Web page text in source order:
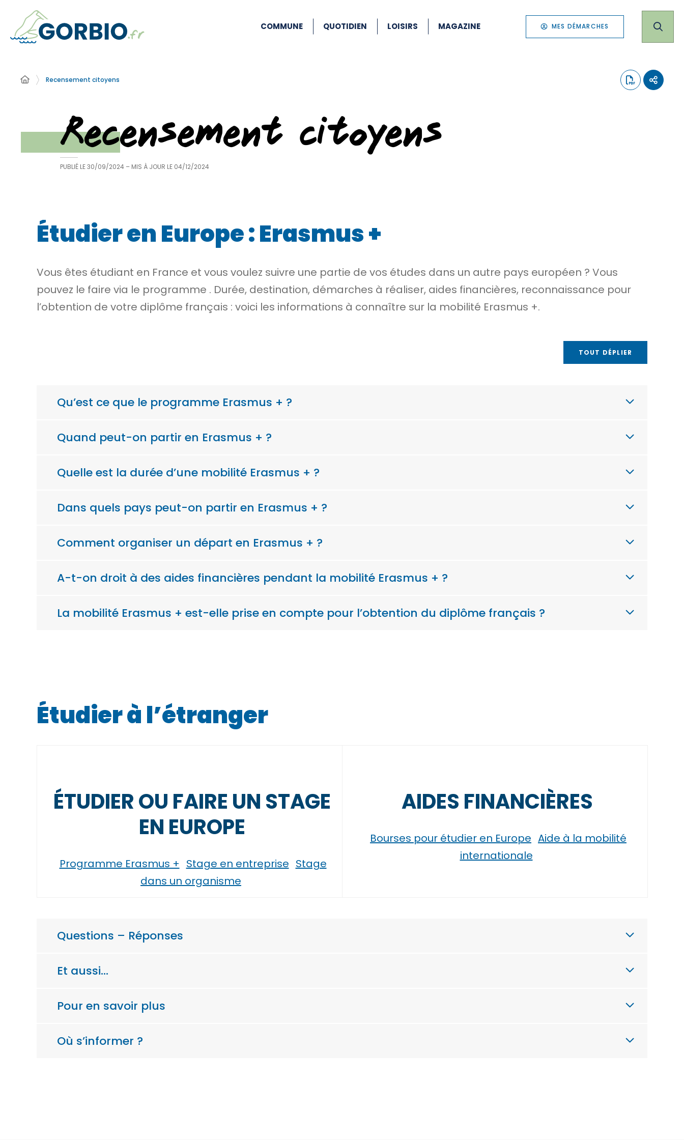
COMMUNE QUOTIDIEN LOISIRS MAGAZINE MES DÉMARCHES
Recensement citoyens
Recensement citoyens
PUBLIÉ LE30/09/2024 – MIS À JOUR LE 04/12/2024
Étudier en Europe : Erasmus +
Vous êtes étudiant en France et vous voulez suivre une partie de vos études dans un autre pays européen ? Vous
pouvez le faire via le programme . Durée, destination, démarches à réaliser, aides financières, reconnaissance pour
l’obtention de votre diplôme français : voici les informations à connaître sur la mobilité Erasmus +.
TOUT DÉPLIER
Qu’est ce que le programme Erasmus + ?
Quand peut-on partir en Erasmus + ?
Quelle est la durée d’une mobilité Erasmus + ?
Dans quels pays peut-on partir en Erasmus + ?
Comment organiser un départ en Erasmus + ?
A-t-on droit à des aides financières pendant la mobilité Erasmus + ?
La mobilité Erasmus + est-elle prise en compte pour l’obtention du diplôme français ?
Étudier à l’étranger
ÉTUDIER OU FAIRE UN STAGE
EN EUROPE
Programme Erasmus + Stage en entreprise Stage
dans un organisme
AIDES FINANCIÈRES
Bourses pour étudier en Europe Aide à la mobilité
internationale
Questions – Réponses
Et aussi…
Pour en savoir plus
Où s’informer ?